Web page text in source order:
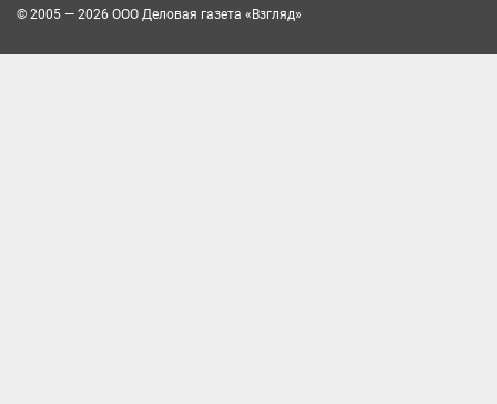
© 2005 — 2026 ООО Деловая газета «Взгляд»